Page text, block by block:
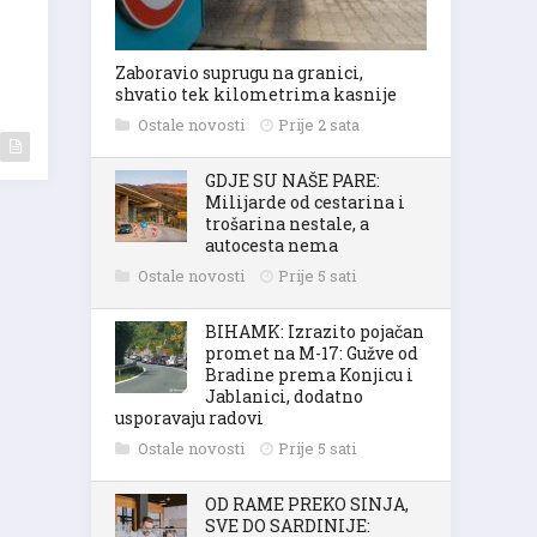
Zaboravio suprugu na granici,
shvatio tek kilometrima kasnije
Ostale novosti Prije 2 sata
GDJE SU NAŠE PARE:
Milijarde od cestarina i
trošarina nestale, a
autocesta nema
Ostale novosti Prije 5 sati
BIHAMK: Izrazito pojačan
promet na M-17: Gužve od
Bradine prema Konjicu i
Jablanici, dodatno
usporavaju radovi
Ostale novosti Prije 5 sati
OD RAME PREKO SINJA,
SVE DO SARDINIJE: